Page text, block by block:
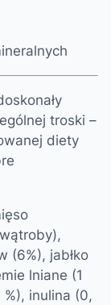
troski –
diety
(6%), jabłko
lniane (1
%), inulina (0,